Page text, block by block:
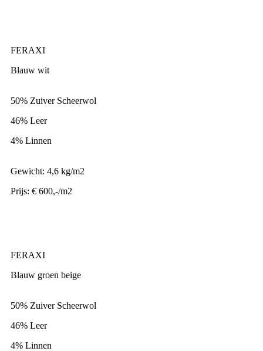
FERAXI
Blauw wit
50% Zuiver Scheerwol
46% Leer
4% Linnen
Gewicht: 4,6 kg/m2
Prijs: € 600,-/m2
FERAXI
Blauw groen beige
50% Zuiver Scheerwol
46% Leer
4% Linnen